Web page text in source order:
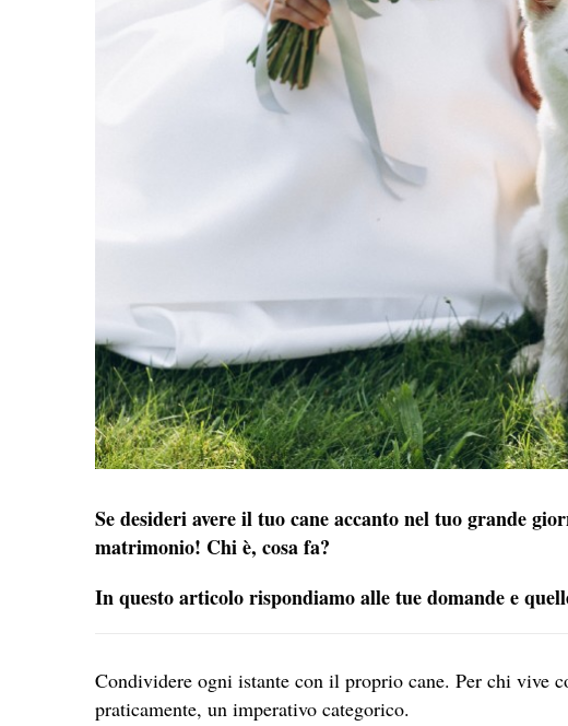
Se desideri avere il tuo cane accanto nel tuo grande
matrimonio! Chi è, cosa fa?
In questo articolo rispondiamo alle tue domande e
Condividere ogni istante con il proprio cane. Per chi vive
praticamente, un imperativo categorico.